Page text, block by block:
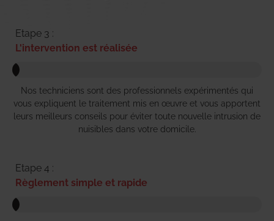
Etape 3 :
L'intervention est réalisée
Nos techniciens sont des professionnels expérimentés qui
vous expliquent le traitement mis en œuvre et vous apportent
leurs meilleurs conseils pour éviter toute nouvelle intrusion de
nuisibles dans votre domicile.
Etape 4 :
Règlement simple et rapide